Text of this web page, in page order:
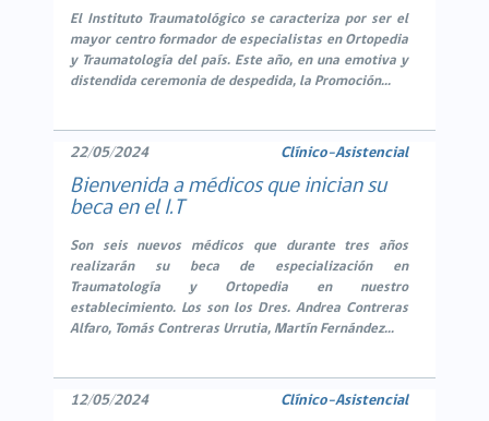
El Instituto Traumatológico se caracteriza por ser el
mayor centro formador de especialistas en Ortopedia
y Traumatología del país. Este año, en una emotiva y
distendida ceremonia de despedida, la Promoción...
22/05/2024 Clínico-Asistencial
Bienvenida a médicos que inician su
beca en el I.T
Son seis nuevos médicos que durante tres años
realizarán su beca de especialización en
Traumatología y Ortopedia en nuestro
establecimiento. Los son los Dres. Andrea Contreras
Alfaro, Tomás Contreras Urrutia, Martín Fernández...
12/05/2024 Clínico-Asistencial